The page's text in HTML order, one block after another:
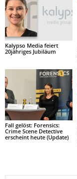
Kalypso Media feiert
20jähriges Jubiläum
Fall gelöst: Forensics:
Crime Scene Detective
erscheint heute (Update)